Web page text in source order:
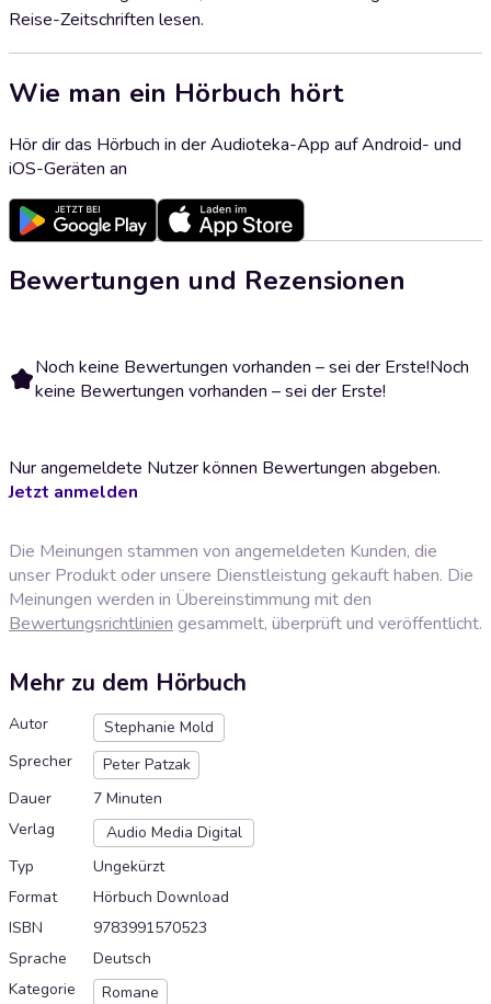
Reise-Zeitschriften lesen.
Wie man ein Hörbuch hört
Hör dir das Hörbuch in der Audioteka-App auf Android- und
iOS-Geräten an
Bewertungen und Rezensionen
Noch keine Bewertungen vorhanden – sei der Erste!Noch
keine Bewertungen vorhanden – sei der Erste!
Nur angemeldete Nutzer können Bewertungen abgeben.
Jetzt anmelden
Die Meinungen stammen von angemeldeten Kunden, die
unser Produkt oder unsere Dienstleistung gekauft haben. Die
Meinungen werden in Übereinstimmung mit den
Bewertungsrichtlinien gesammelt, überprüft und veröffentlicht.
Mehr zu dem Hörbuch
Autor
Stephanie Mold
Sprecher
Peter Patzak
Dauer
7 Minuten
Verlag
Audio Media Digital
Typ
Ungekürzt
Format
Hörbuch Download
ISBN
9783991570523
Sprache
Deutsch
Kategorie
Romane